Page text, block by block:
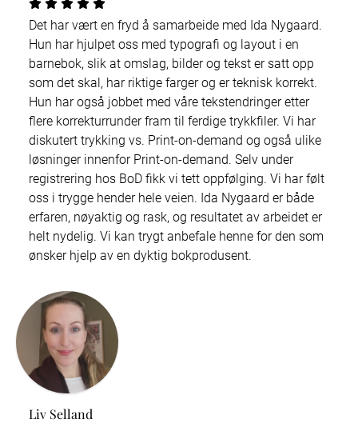
Det har vært en fryd å samarbeide med Ida Nygaard.
Hun har hjulpet oss med typografi og layout i en
barnebok, slik at omslag, bilder og tekst er satt opp
som det skal, har riktige farger og er teknisk korrekt.
Hun har også jobbet med våre tekstendringer etter
flere korrekturrunder fram til ferdige trykkfiler. Vi har
diskutert trykking vs. Print-on-demand og også ulike
løsninger innenfor Print-on-demand. Selv under
registrering hos BoD fikk vi tett oppfølging. Vi har følt
oss i trygge hender hele veien. Ida Nygaard er både
erfaren, nøyaktig og rask, og resultatet av arbeidet er
helt nydelig. Vi kan trygt anbefale henne for den som
ønsker hjelp av en dyktig bokprodusent.
Liv Selland